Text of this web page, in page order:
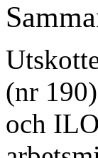
(nr
och